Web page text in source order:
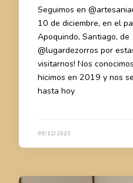
Seguimos en
10 de diciembre, en el
Apoquindo, Santiago,
@lugardezorros por
visitarnos! Nos
hicimos en 2019 y nos
hasta hoy
05/12/2023